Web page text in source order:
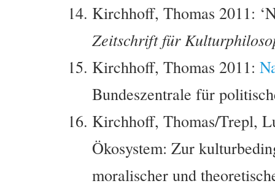
Kirchhoff, Thomas 2011:
Zeitschrift für
Kirchhoff, Thomas 2011:
Bundeszentrale für
Kirchhoff, Thomas/Trepl,
Ökosystem: Zur
moralischer und